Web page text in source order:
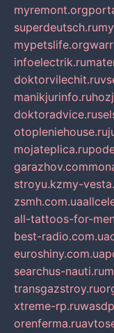
myremont.org
superdeutsch.ru
mypetslife.org
infoelectrik.ru
doktorvilechit.ru
manikjurinfo.ru
doktoradvice.ru
otopleniehouse.ru
mojateplica.ru
garazhov.com
stroyu.kzmy-
zsmh.com.ua
all-tattoos-for-
best-radio.com.ua
euroshiny.com.ua
searchus-nauti.ru
transgazstroy.ru
xtreme-rp.ru
orenferma.ru